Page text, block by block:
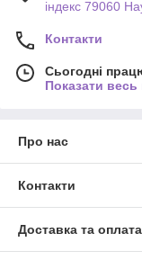
індекс 79060
Контакти
Сьогодні
Показати весь
Про нас
Контакти
Доставка та оплата